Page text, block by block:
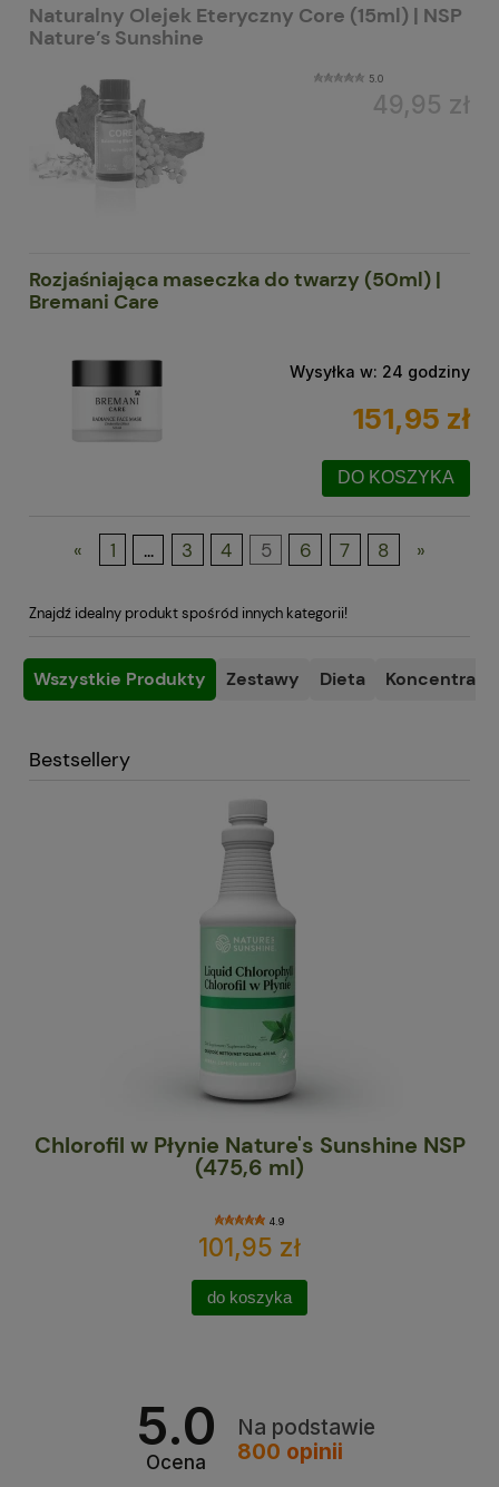
Naturalny Olejek Eteryczny Core (15ml) | NSP
Nature’s Sunshine
5.0
49,95 zł
Rozjaśniająca maseczka do twarzy (50ml) |
Bremani Care
Wysyłka w: 24 godziny
151,95 zł
DO KOSZYKA
« 1 ... 3 4 5 6 7 8 »
Znajdź idealny produkt spośród innych kategorii!
Wszystkie Produkty Zestawy Dieta
Bestsellery
Chlorofil w Płynie Nature's Sunshine NSP
(475,6 ml)
4.9
101,95 zł
do koszyka
5.0
Ocena
Na podstawie
800 opinii